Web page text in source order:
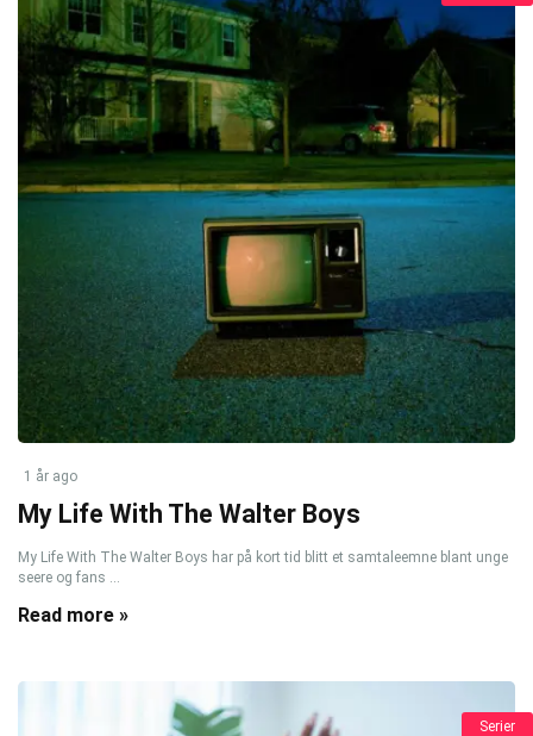
1 år ago
My Life With The Walter Boys
My Life With The Walter Boys har på kort tid blitt et samtaleemne blant unge
seere og fans ...
Read more »
Serier